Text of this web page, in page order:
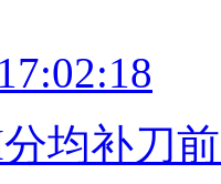
均补刀